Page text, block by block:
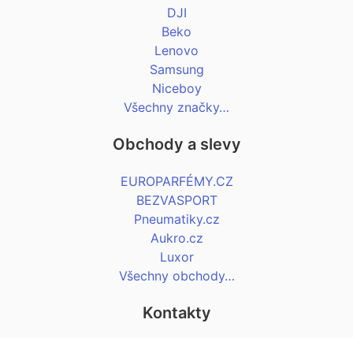
DJI
Beko
Lenovo
Samsung
Niceboy
Všechny značky…
Obchody a slevy
EUROPARFÉMY.CZ
BEZVASPORT
Pneumatiky.cz
Aukro.cz
Luxor
Všechny obchody…
Kontakty